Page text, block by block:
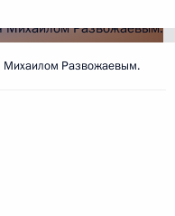
Михаилом Развожаевым.